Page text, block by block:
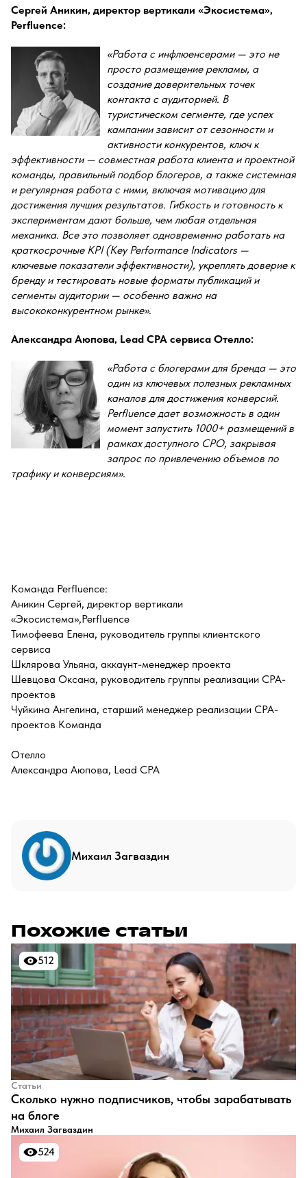
Сергей Аникин, директор вертикали «Экосистема»,
Perfluence:
«Работа с инфлюенсерами — это не
просто размещение рекламы, а
создание доверительных точек
контакта с аудиторией. В
туристическом сегменте, где успех
кампании зависит от сезонности и
активности конкурентов, ключ к
эффективности — совместная работа клиента и проектной
команды, правильный подбор блогеров, а также системная
и регулярная работа с ними, включая мотивацию для
достижения лучших результатов. Гибкость и готовность к
экспериментам дают больше, чем любая отдельная
механика. Все это позволяет одновременно работать на
краткосрочные KPI (Key Performance Indicators —
ключевые показатели эффективности), укреплять доверие к
бренду и тестировать новые форматы публикаций и
сегменты аудитории — особенно важно на
высококонкурентном рынке».
Александра Аюпова, Lead CPA сервиса Отелло:
«Работа с блогерами для бренда — это
один из ключевых полезных рекламных
каналов для достижения конверсий.
Perfluence дает возможность в один
момент запустить 1000+ размещений в
рамках доступного CPO, закрывая
запрос по привлечению объемов по
трафику и конверсиям».
Команда Perfluence:
Аникин Сергей, директор вертикали
«Экосистема»,Perfluence
Тимофеева Елена, руководитель группы клиентского
сервиса
Шклярова Ульяна, аккаунт-менеджер проекта
Шевцова Оксана, руководитель группы реализации CPA-
проектов
Чуйкина Ангелина, старший менеджер реализации CPA-
проектов Команда
Отелло
Александра Аюпова, Lead CPA
Михаил Загваздин
Похожие статьи
512
512
Статьи
​Сколько нужно подписчиков, чтобы зарабатывать
на блоге
Михаил Загваздин
524
524